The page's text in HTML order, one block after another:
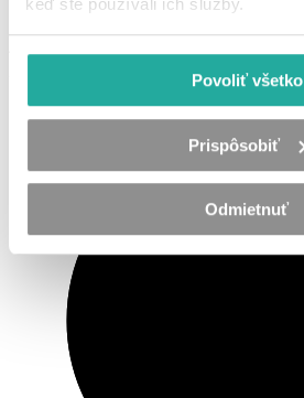
Povoliť všetko
Prispôsobiť
Odmietnuť
Outsourcing procesů (BPO)